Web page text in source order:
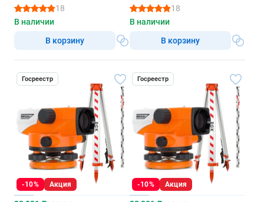
18
В наличии
В корзину
18
В наличии
В корзину
Госреестр
-10% Акция
Госреестр
-10% Акция